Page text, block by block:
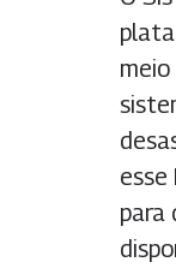
esse
para